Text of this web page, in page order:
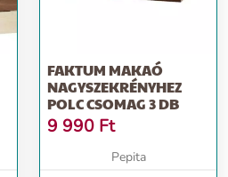
FAKTUM MAKAÓ
NAGYSZEKRÉNYHEZ
POLC CSOMAG 3 DB
9 990 Ft
Pepita